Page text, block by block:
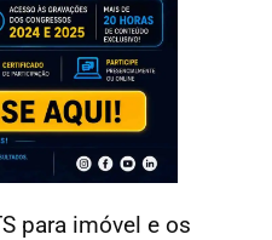
para imóvel e os